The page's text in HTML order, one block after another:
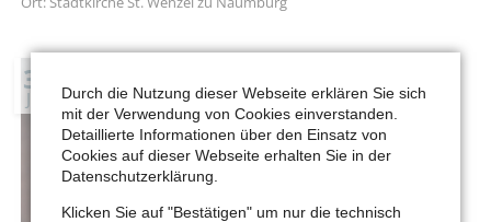
31
JUL
Durch die Nutzung dieser Webseite erklären Sie sich
mit der Verwendung von Cookies einverstanden.
Detaillierte Informationen über den Einsatz von
Cookies auf dieser Webseite erhalten Sie in der
Datenschutzerklärung.
Klicken Sie auf "Bestätigen" um nur die technisch